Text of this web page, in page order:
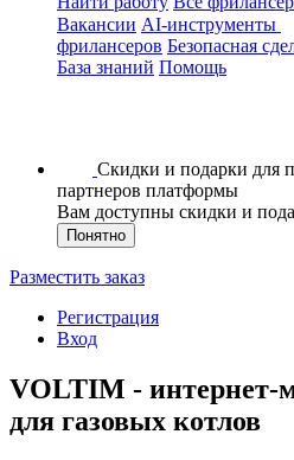
Вакансии AI-инструменты
фрилансеров Безопасная
База знаний Помощь
Скидки и подарки для
партнеров платформы
Вам доступны скидки и
Понятно
Разместить заказ
Регистрация
Вход
VOLTIM - интернет-
для газовых котлов